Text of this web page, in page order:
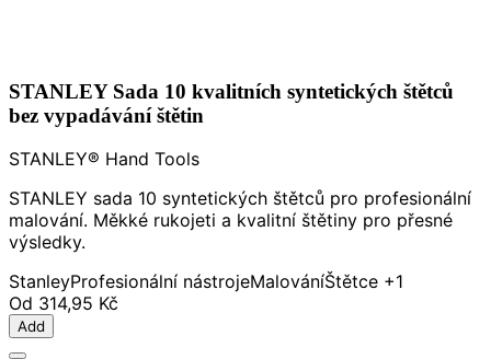
STANLEY Sada 10 kvalitních syntetických štětců
bez vypadávání štětin
STANLEY® Hand Tools
STANLEY sada 10 syntetických štětců pro profesionální
malování. Měkké rukojeti a kvalitní štětiny pro přesné
výsledky.
StanleyProfesionální nástrojeMalováníŠtětce +1
Od 314,95 Kč
Add